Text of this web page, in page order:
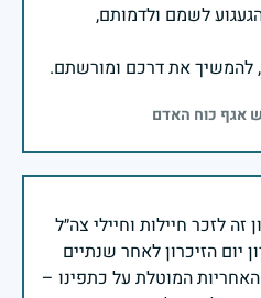
לשמם ולדמותם,
להמשיך את דרכם ומורשתם.
אגף כוח האדם
זה לזכר חיילות וחיילי צה״ל
יום הזיכרון לאחר שנתיים
המוטלת על כתפינו –